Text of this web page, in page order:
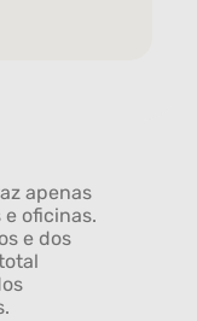
apenas
oficinas.
e dos